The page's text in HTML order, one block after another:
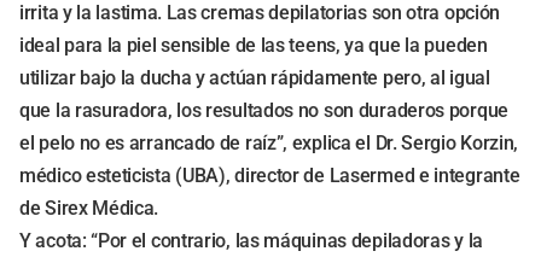
irrita y la lastima. Las cremas depilatorias son otra opción
ideal para la piel sensible de las teens, ya que la pueden
utilizar bajo la ducha y actúan rápidamente pero, al igual
que la rasuradora, los resultados no son duraderos porque
el pelo no es arrancado de raíz”, explica el Dr. Sergio Korzin,
médico esteticista (UBA), director de Lasermed e integrante
de Sirex Médica.
Y acota: “Por el contrario, las máquinas depiladoras y la